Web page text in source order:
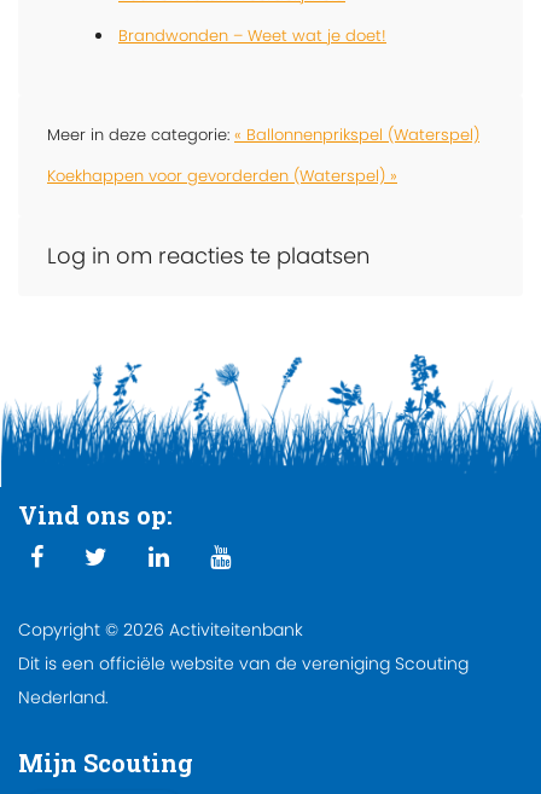
Brandwonden – Weet wat je doet!
Meer in deze categorie: « Ballonnenprikspel (Waterspel)
Koekhappen voor gevorderden (Waterspel) »
Log in om reacties te plaatsen
Vind ons op:
Copyright © 2026 Activiteitenbank
Dit is een officiële website van de vereniging Scouting
Nederland.
Mijn Scouting